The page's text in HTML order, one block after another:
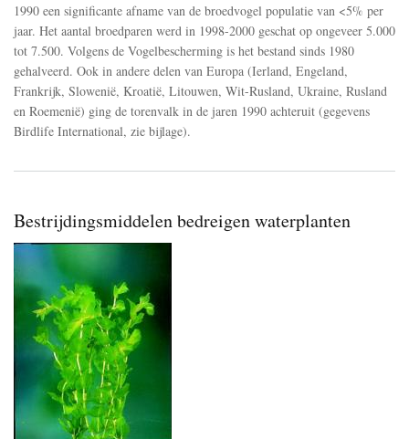
1990 een significante afname van de broedvogel populatie van <5% per
jaar. Het aantal broedparen werd in 1998-2000 geschat op ongeveer 5.000
tot 7.500. Volgens de Vogelbescherming is het bestand sinds 1980
gehalveerd. Ook in andere delen van Europa (Ierland, Engeland,
Frankrijk, Slowenië, Kroatië, Litouwen, Wit-Rusland, Ukraine, Rusland
en Roemenië) ging de torenvalk in de jaren 1990 achteruit (gegevens
Birdlife International, zie bijlage).
Bestrijdingsmiddelen bedreigen waterplanten